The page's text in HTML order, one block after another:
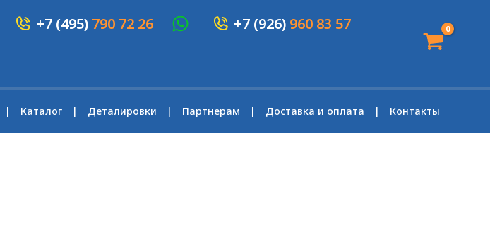
+7 (495) 790 72 26 +7 (926) 960 83 57
Каталог Деталировки Партнерам Доставка и оплата Контакты